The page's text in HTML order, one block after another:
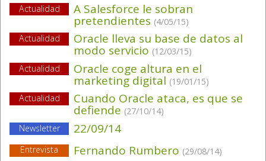
Actualidad A Salesforce le sobran
pretendientes (4/05/15)
Actualidad
Oracle lleva su base de datos al
modo servicio (12/03/15)
Actualidad
Oracle coge altura en el
marketing digital (19/01/15)
Actualidad
Cuando Oracle ataca, es que se
defiende (27/10/14)
Newsletter
22/09/14
Entrevista Fernando Rumbero (29/08/14)